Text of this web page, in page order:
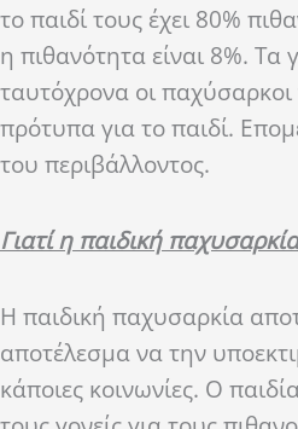
το παιδί τους έχει 80%
η πιθανότητα είναι 8%. Τα
ταυτόχρονα οι παχύσαρκοι
πρότυπα για το παιδί.
του περιβάλλοντος.
Γιατί η παιδική
Η παιδική παχυσαρκία
αποτέλεσμα να την
κάποιες κοινωνίες. Ο